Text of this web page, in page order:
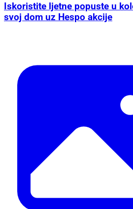
Iskoristite ljetne popuste u
svoj dom uz Hespo akcije